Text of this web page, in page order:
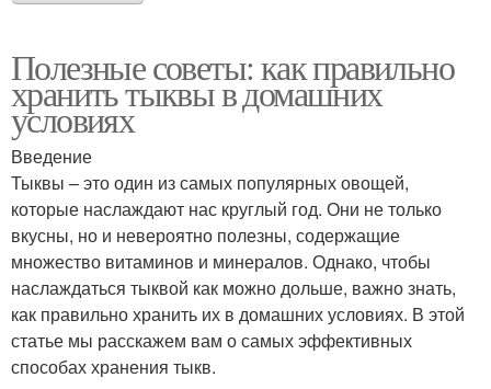
Полезные советы: как правильно
хранить тыквы в домашних
условиях
Введение
Тыквы – это один из самых популярных овощей,
которые наслаждают нас круглый год. Они не только
вкусны, но и невероятно полезны, содержащие
множество витаминов и минералов. Однако, чтобы
наслаждаться тыквой как можно дольше, важно знать,
как правильно хранить их в домашних условиях. В этой
статье мы расскажем вам о самых эффективных
способах хранения тыкв.